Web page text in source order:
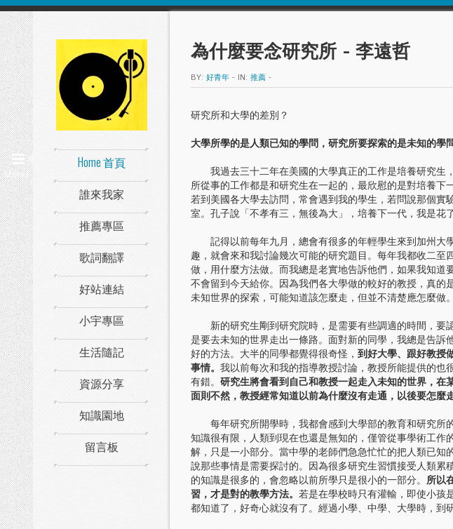
Menu
Home 首頁
誰來我家
推薦專區
歌詞翻譯
好站連結
小宇專區
生活隨記
資源分享
知識園地
留言板
為什麼要念研究所 - 李遠哲
BY: 好青年 - IN: 推薦 -
研究所和大學的差別？
大學所學的是人類已知的學問，研究所要探索的是未知的學
我過去三十二年在美國的大學真正的工作是培養研究生
所從事的工作都是和研究生在一起的，最欣慰的是對培養
若到美國各大學去訪問，常會遇到我的學生，若問說那個
室。孔子說「不孝有三，無後為大」，培養下一代，我是花
記得以前每年九月，總會有很多的年輕學生來到加州大
趣，就會來和我討論幾次可能的研究題目。每年我都收二
做，用什麼方法做。而我總是老實地告訴他們，如果我知
不會留到今天給你。因為我們各大學做的較好的教授，真
未知世界的探索，可能知道該怎麼走，但並不清楚應怎麼做。
新的研究生剛到研究院時，是需要有些調適的時間，要
是要去未知的世界走出一條路。面對新的同學，我總是告
好的方法。大半的同學都覺得很奇怪， 到好大學、跟好教授
事情。 我以前每次和我的指導教授討論，教授所能提供的
有錯。 研究生將會看到自己和教授一起走入未知的世界，
面則不然，教授經常知道以前為什麼沒有走通，以後要怎麼
每年研究所開學時，我都會感到大學部的教育和研究所
知識很有限，人類到現在也還是無知的，僅管從事學術工
解，只是一小部分。當中學的老師們急急忙忙的把人類已知
說那些事情是需要探討的。因為很多研究生習慣接受人類
的知識是很多的，會忽略以前所學只是很小的一部分。 所以
習，才是對的教學方法。 若是在學校時只有灌輸，即使小孩
都知道了，好奇心就沒有了。經過小學、中學、大學時，到